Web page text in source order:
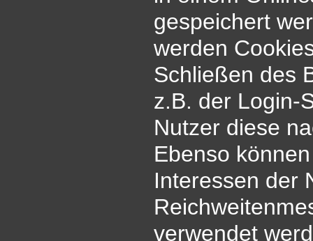
gespeichert
werden
Schließen des
z.B. der Login-
Nutzer diese
Ebenso
Interessen der
verwendet